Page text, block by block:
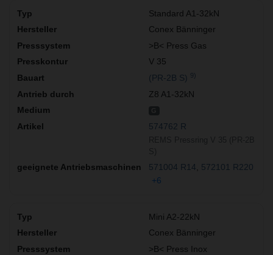
Standard A1-32kN
Conex Bänninger
>B< Press Gas
V 35
(PR-2B S)
9)
Z8 A1-32kN
574762 R
571004 R14
572101 R220
+6
Mini A2-22kN
Conex Bänninger
>B< Press Inox